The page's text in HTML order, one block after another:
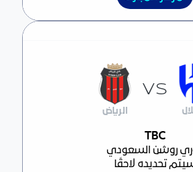
مركز المباراةTBC
روشن السعودي
تحديده لاحقًا
VS
الرياض